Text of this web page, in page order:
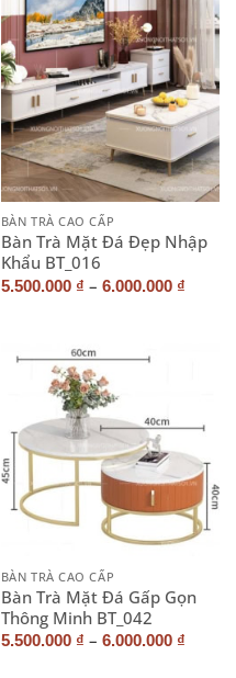
BÀN TRÀ CAO CẤP
Bàn Trà Mặt Đá Đẹp Nhập
Khẩu BT_016
5.500.000 ₫ – 6.000.000 ₫
BÀN TRÀ CAO CẤP
Bàn Trà Mặt Đá Gấp Gọn
Thông Minh BT_042
5.500.000 ₫ – 6.000.000 ₫